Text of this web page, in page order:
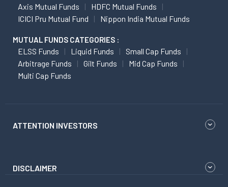
Axis Mutual Funds
HDFC Mutual Funds
ICICI Pru Mutual Fund
Nippon India Mutual Funds
MUTUAL FUNDS CATEGORIES :
ELSS Funds Liquid Funds
Small Cap Funds
Arbitrage Funds
Gilt Funds
Mid Cap Funds
Multi Cap Funds
ATTENTION INVESTORS
DISCLAIMER